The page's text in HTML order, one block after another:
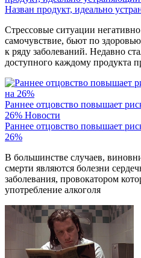
Назван продукт, идеально
Стрессовые ситуации
самочувствие, бьют по
к ряду заболеваний. Недавно
доступного каждому продукта
Раннее отцовство повышает
26% Новости
Раннее отцовство повышает
26%
В большинстве случаев,
смерти являются болезни
заболевания, провокатором
употребление алкоголя